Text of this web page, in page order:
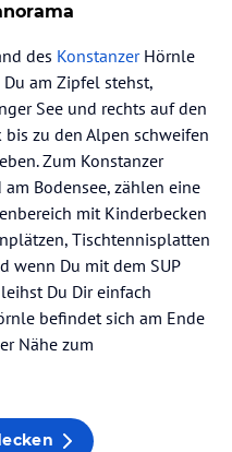
des KonstanzerHörnle
am Zipfel stehst,
See und rechts auf den
zu den Alpen schweifen
Zum Konstanzer
Bodensee, zählen eine
mit Kinderbecken
Tischtennisplatten
wenn Du mit dem SUP
Du Dir einfach
befindet sich am Ende
Nähe zum